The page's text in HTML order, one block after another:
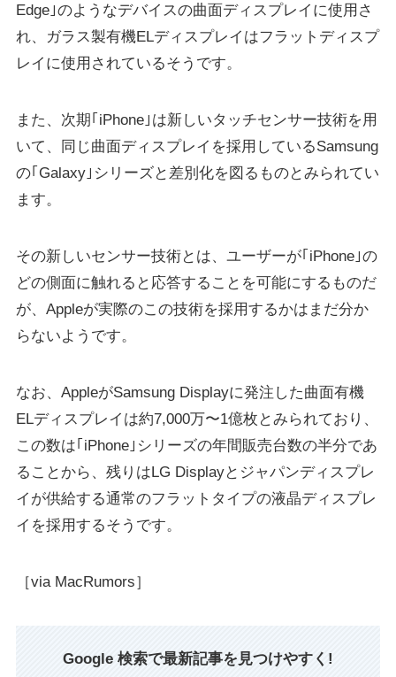
Edge｣のようなデバイスの曲面ディスプレイに使用さ
れ、ガラス製有機ELディスプレイはフラットディスプ
レイに使用されているそうです。
また、次期｢iPhone｣は新しいタッチセンサー技術を用
いて、同じ曲面ディスプレイを採用しているSamsung
の｢Galaxy｣シリーズと差別化を図るものとみられてい
ます。
その新しいセンサー技術とは、ユーザーが｢iPhone｣の
どの側面に触れると応答することを可能にするものだ
が、Appleが実際のこの技術を採用するかはまだ分か
らないようです。
なお、AppleがSamsung Displayに発注した曲面有機
ELディスプレイは約7,000万〜1億枚とみられており、
この数は｢iPhone｣シリーズの年間販売台数の半分であ
ることから、残りはLG Displayとジャパンディスプレ
イが供給する通常のフラットタイプの液晶ディスプレ
イを採用するそうです。
［via MacRumors］
Google 検索で最新記事を見つけやすく!